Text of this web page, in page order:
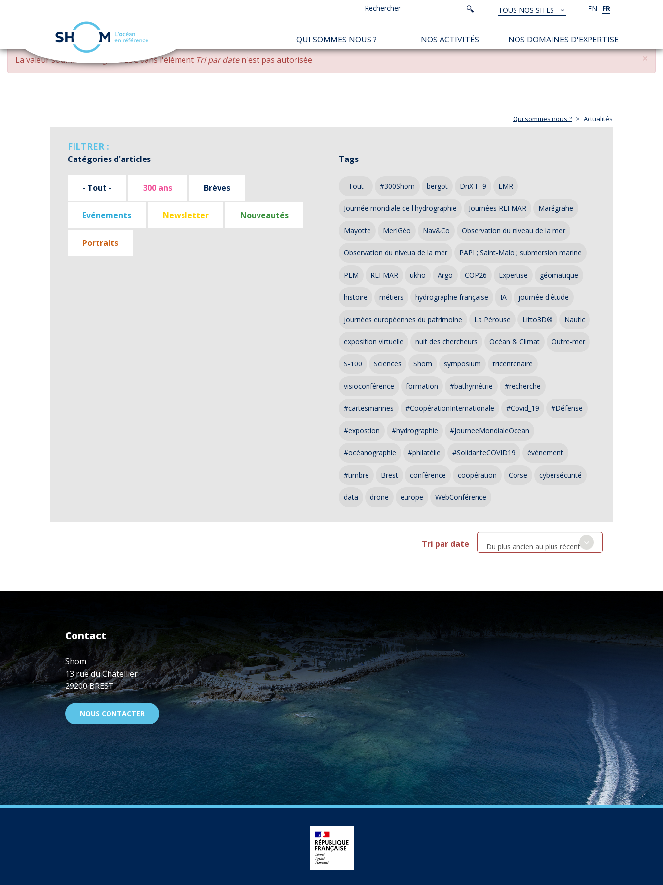
Aller
contenu
EN FR
TOUS
NOS
SITES
TOUS NOS SITES
Rechercher
Rechercher
NAVIGATION
PRINCIPALE
QUI SOMMES NOUS ? NOS ACTIVITÉS NOS DOMAINES D'EXPERTISE
×
MESSAGE
D'ERREUR
La valeur soumise changed DESCdans l'élément Tri par daten'est pas autorisée
Qui sommes nous ? Actualités
FILTRER :
Catégories d'articles
- Tout - 300 ans Brèves
Evénements Newsletter Nouveautés
Portraits
Tags
- Tout - #300Shom bergot DriX H-9 EMR
Journée mondiale de l'hydrographie Journées REFMAR Marégrahe
Mayotte MerIGéo Nav&Co Observation du niveau de la mer
Observation du niveua de la mer PAPI ; Saint-Malo ; submersion marine
PEM REFMAR ukho Argo COP26 Expertise géomatique
histoire métiers hydrographie française IA journée d'étude
journées européennes du patrimoine La Pérouse Litto3D® Nautic
exposition virtuelle nuit des chercheurs Océan & Climat Outre-mer
S-100 Sciences Shom symposium tricentenaire
visioconférence formation #bathymétrie #recherche
#cartesmarines #CoopérationInternationale #Covid_19 #Défense
#expostion #hydrographie #JourneeMondialeOcean
#océanographie #philatélie #SolidariteCOVID19 événement
#timbre Brest conférence coopération Corse cybersécurité
data drone europe WebConférence
Tri par date Du plus ancien au plus récent
Contact
Shom
13 rue du Chatellier
29200 BREST
NOUS CONTACTER